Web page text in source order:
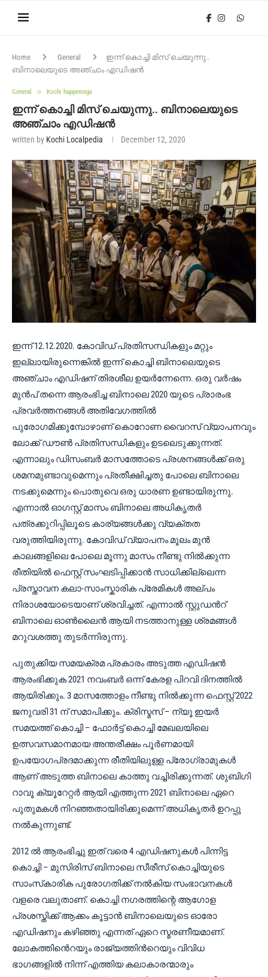
Home General
ഇന്ന് കൊച്ചി മിസ് ചെയുന്നു..
ബിനാലെയുടെ അഞ്ചാം എഡിഷൻ
General Kochi happenings
ഇന്ന് കൊച്ചി മിസ് ചെയുന്നു.. ബിനാലെയുടെ
അഞ്ചാം എഡിഷൻ
written by Kochi Localpedia December 12, 2020
ഇന്ന് 12.12.2020. കോവിഡ് പ്രതിസന്ധികളും മറ്റും
ഇല്ലായിരുന്നെങ്കിൽ ഇന്ന് കൊച്ചി ബിനാലെയുടെ
അഞ്ചാം എഡിഷന് തിരശീല ഉയർന്നേന്നെ. ഒരു വർഷം
മുൻപ് തന്നെ ആരംഭിച്ച ബിനാലെ 2020 യുടെ പ്രാരംഭ
പ്രവർത്തനങ്ങൾ അതിവേഗത്തിൽ
പുരോഗമിക്കുമ്പോഴാണ് കൊറോണ വൈറസ് വ്യാപനവും
ലോക്ക് ഡൗൺ പ്രതിസന്ധികളും ഉടലെടുക്കുന്നത്.
എന്നാലും ഡിസംബർ മാസത്തോടെ പ്രശനങ്ങൾക്ക് ഒരു
ശമനമുണ്ടാവുമെന്നും പ്രതീക്ഷിച്ചതു പോലെ ബിനാലെ
നടക്കുമെന്നും പൊതുവെ ഒരു ധാരണ ഉണ്ടായിരുന്നു.
എന്നാൽ ഓഗസ്റ്റ് മാസം ബിനാലെ അധികൃതർ
പത്രക്കുറിപ്പിലൂടെ കാര്യങ്ങൾക്കു വ്യക്തത
വരുത്തിയിരുന്നു. കോവിഡ് വ്യാപനം മൂലം മുൻ
കാലങ്ങളിലെ പോലെ മൂന്നു മാസം നീണ്ടു നിൽക്കുന്ന
രീതിയിൽ ഫെസ്റ്റ് സംഘടിപ്പിക്കാൻ സാധിക്കില്ലെന്ന
പ്രസ്താവന കലാ-സാംസ്കാരിക പ്രേമികൾ അല്പം
നിരാശയോടെയാണ് ശ്രവിച്ചത്. എന്നാൽ സ്റ്റുഡൻറ്
ബിനാലെ ഓൺലൈൻ ആയി നടത്താനുള്ള ശ്രമങ്ങൾ
മറുവശത്തു തുടർന്നിരുന്നു.
പുതുക്കിയ സമയക്രമ പ്രകാരം അടുത്ത എഡിഷൻ
ആരംഭിക്കുക 2021 നവംബർ ഒന്ന് കേരള പിറവി ദിനത്തിൽ
ആയിരിക്കും. 3 മാസത്തോളം നീണ്ടു നിൽക്കുന്ന ഫെസ്റ്റ് 2022
ജനുവരി 31 ന് സമാപിക്കും. ക്രിസ്മസ് – ന്യൂ ഇയർ
സമയത്ത് കൊച്ചി – ഫോർട്ട് കൊച്ചി മേഖലയിലെ
ഉത്സവസമാനമായ അന്തരീക്ഷം പൂർണമായി
ഉപയോഗപ്രദമാക്കുന്ന രീതിയിലുള്ള പ്രോഗ്രാമുകൾ
ആണ് അടുത്ത ബിനാലെ കാത്തു വച്ചിരിക്കുന്നത്. ശുബിഗി
റാവൂ ക്യൂറേറ്റർ ആയി എത്തുന്ന 2021 ബിനാലെ ഏറെ
പുതുമകൾ നിറഞ്ഞതായിരിക്കുമെന്ന് അധികൃതർ ഉറപ്പു
നൽകുന്നുണ്ട്.
2012 ൽ ആരംഭിച്ചു ഇത് വരെ 4 എഡിഷനുകൾ പിന്നിട്ട
കൊച്ചി – മുസിരിസ് ബിനാലെ സീരീസ് കൊച്ചിയുടെ
സാംസ്‌കാരിക പുരോഗതിക്ക്‌ നൽകിയ സംഭാവനകൾ
വളരെ വലുതാണ്. കൊച്ചി നഗരത്തിന്റെ ആഗോള
പ്രശസ്തിക്ക് ആക്കം കൂട്ടാൻ ബിനാലെയുടെ ഓരോ
എഡിഷനും കഴിഞ്ഞു എന്നത് ഏറെ സ്മരണീയമാണ്.
ലോകത്തിൻെറയും രാജ്യത്തിൻറെയും വിവിധ
ഭാഗങ്ങളിൽ നിന്ന് എത്തിയ കലാകാരന്മാരും